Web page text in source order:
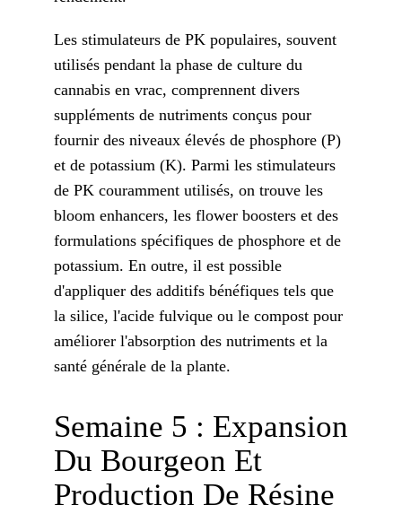
Les stimulateurs de PK populaires, souvent
utilisés pendant la phase de culture du
cannabis en vrac, comprennent divers
suppléments de nutriments conçus pour
fournir des niveaux élevés de phosphore (P)
et de potassium (K). Parmi les stimulateurs
de PK couramment utilisés, on trouve les
bloom enhancers, les flower boosters et des
formulations spécifiques de phosphore et de
potassium. En outre, il est possible
d'appliquer des additifs bénéfiques tels que
la silice, l'acide fulvique ou le compost pour
améliorer l'absorption des nutriments et la
santé générale de la plante.
Semaine 5 : Expansion
Du Bourgeon Et
Production De Résine